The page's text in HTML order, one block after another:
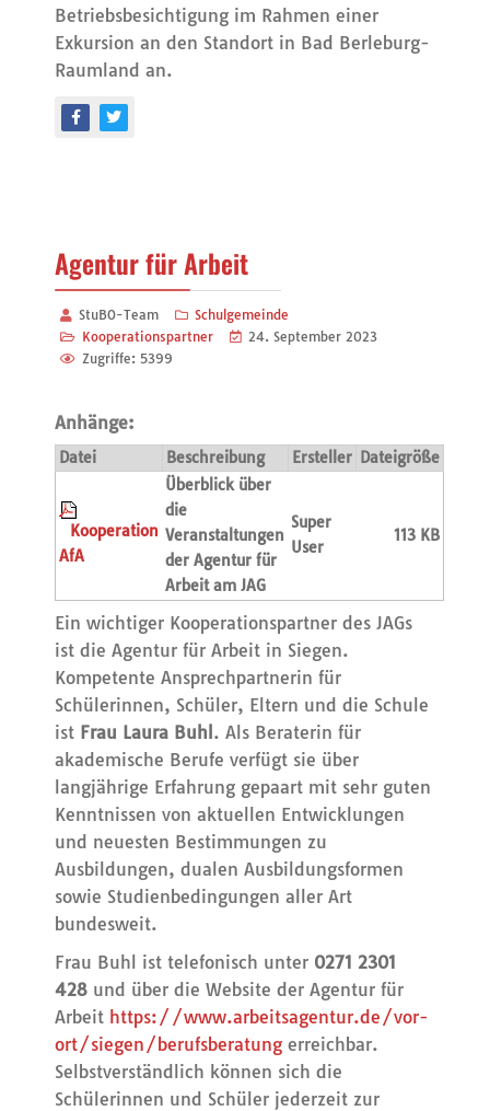
Betriebsbesichtigung im Rahmen einer
Exkursion an den Standort in Bad Berleburg-
Raumland an.
Agentur für Arbeit
StuBO-Team
Schulgemeinde
Kooperationspartner
24. September 2023
Zugriffe: 5399
Anhänge:
Datei Beschreibung Ersteller Dateigröße
Kooperation
AfA
Überblick über
die
Veranstaltungen
der Agentur für
Arbeit am JAG
Super
User
113 KB
Ein wichtiger Kooperationspartner des JAGs
ist die Agentur für Arbeit in Siegen.
Kompetente Ansprechpartnerin für
Schülerinnen, Schüler, Eltern und die Schule
ist Frau Laura Buhl . Als Beraterin für
akademische Berufe verfügt sie über
langjährige Erfahrung gepaart mit sehr guten
Kenntnissen von aktuellen Entwicklungen
und neuesten Bestimmungen zu
Ausbildungen, dualen Ausbildungsformen
sowie Studienbedingungen aller Art
bundesweit.
Frau Buhl ist telefonisch unter 0271 2301
428 und über die Website der Agentur für
Arbeit https://www.arbeitsagentur.de/vor-
ort/siegen/berufsberatung erreichbar.
Selbstverständlich können sich die
Schülerinnen und Schüler jederzeit zur